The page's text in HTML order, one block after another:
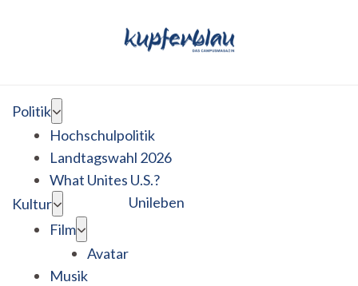
Politik
Hochschulpolitik
Landtagswahl 2026
What Unites U.S.?
Kultur
Film
Avatar
Musik
Unileben